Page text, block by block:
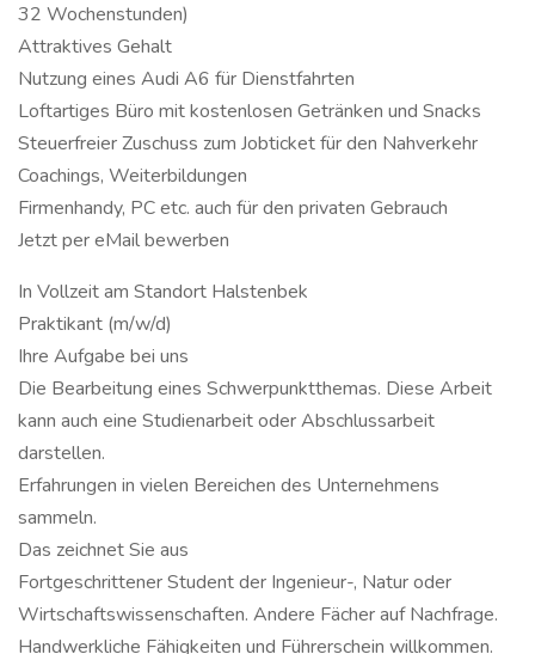
32 Wochenstunden)
Attraktives Gehalt
Nutzung eines Audi A6 für Dienstfahrten
Loftartiges Büro mit kostenlosen Getränken und Snacks
Steuerfreier Zuschuss zum Jobticket für den Nahverkehr
Coachings, Weiterbildungen
Firmenhandy, PC etc. auch für den privaten Gebrauch
Jetzt per eMail bewerben
In Vollzeit am Standort Halstenbek
Praktikant (m/w/d)
Ihre Aufgabe bei uns
Die Bearbeitung eines Schwerpunktthemas. Diese Arbeit
kann auch eine Studienarbeit oder Abschlussarbeit
darstellen.
Erfahrungen in vielen Bereichen des Unternehmens
sammeln.
Das zeichnet Sie aus
Fortgeschrittener Student der Ingenieur-, Natur oder
Wirtschaftswissenschaften. Andere Fächer auf Nachfrage.
Handwerkliche Fähigkeiten und Führerschein willkommen.